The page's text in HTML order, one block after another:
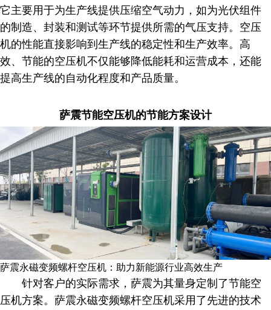
它主要用于为生产线提供压缩空气动力，如为光伏组件
的制造、封装和测试等环节提供所需的气压支持。空压
机的性能直接影响到生产线的稳定性和生产效率。高
效、节能的空压机不仅能够降低能耗和运营成本，还能
提高生产线的自动化程度和产品质量。
萨震节能空压机的节能方案设计
萨震永磁变频螺杆空压机：助力新能源行业高效生产
针对客户的实际需求，萨震为其量身定制了节能空
压机方案。萨震永磁变频螺杆空压机采用了先进的技术